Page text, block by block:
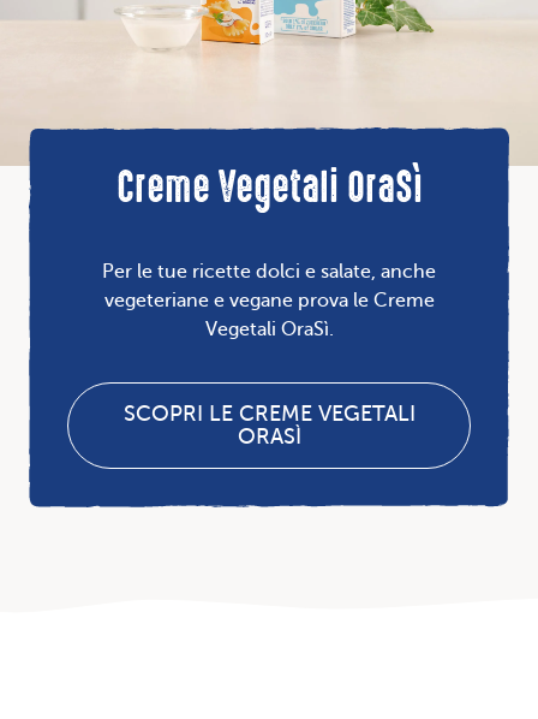
Creme Vegetali OraSì
Per le tue ricette dolci e salate, anche
vegeteriane e vegane prova le Creme
Vegetali OraSì.
SCOPRI LE CREME VEGETALI
ORASÌ